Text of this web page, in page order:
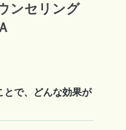
ンセリング
とで、どんな効果が